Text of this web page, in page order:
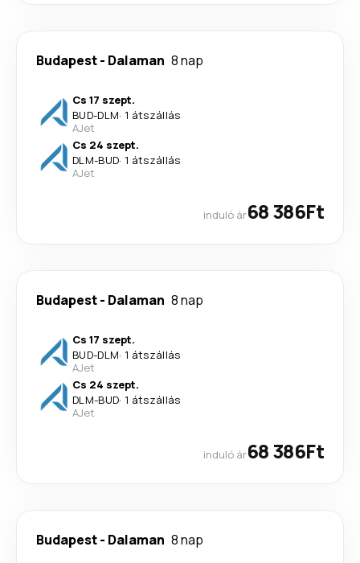
Budapest- Dalaman 8 nap
Cs 17 szept.
BUD-DLM· 1 átszállás
AJet
Cs 24 szept.
DLM-BUD· 1 átszállás
AJet
induló ár68 386Ft
Budapest- Dalaman 8 nap
Cs 17 szept.
BUD-DLM· 1 átszállás
AJet
Cs 24 szept.
DLM-BUD· 1 átszállás
AJet
induló ár68 386Ft
Budapest- Dalaman 8 nap